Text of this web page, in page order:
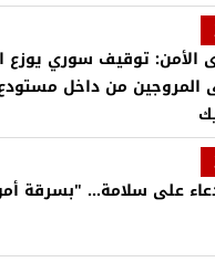
الأمن: توقيف سوري يوزع
المروجين من داخل
على سلامة... "بسرقة